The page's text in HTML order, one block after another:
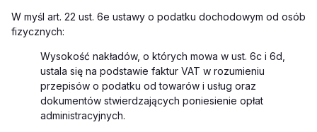
W myśl art. 22 ust. 6e ustawy o podatku dochodowym od osób
fizycznych:
Wysokość nakładów, o których mowa w ust. 6c i 6d,
ustala się na podstawie faktur VAT w rozumieniu
przepisów o podatku od towarów i usług oraz
dokumentów stwierdzających poniesienie opłat
administracyjnych.